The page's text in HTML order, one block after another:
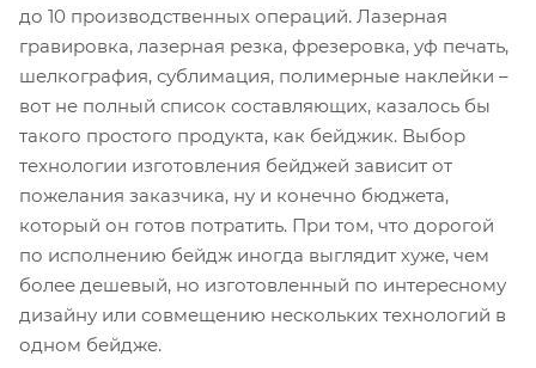
до 10 производственных операций. Лазерная
гравировка, лазерная резка, фрезеровка, уф печать,
шелкография, сублимация, полимерные наклейки –
вот не полный список составляющих, казалось бы
такого простого продукта, как бейджик. Выбор
технологии изготовления бейджей зависит от
пожелания заказчика, ну и конечно бюджета,
который он готов потратить. При том, что дорогой
по исполнению бейдж иногда выглядит хуже, чем
более дешевый, но изготовленный по интересному
дизайну или совмещению нескольких технологий в
одном бейдже.